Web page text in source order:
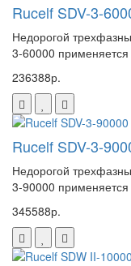
Rucelf SDV-3-
Недорогой
3-60000
236388р.
Rucelf SDV-3-
Недорогой
3-90000
345588р.